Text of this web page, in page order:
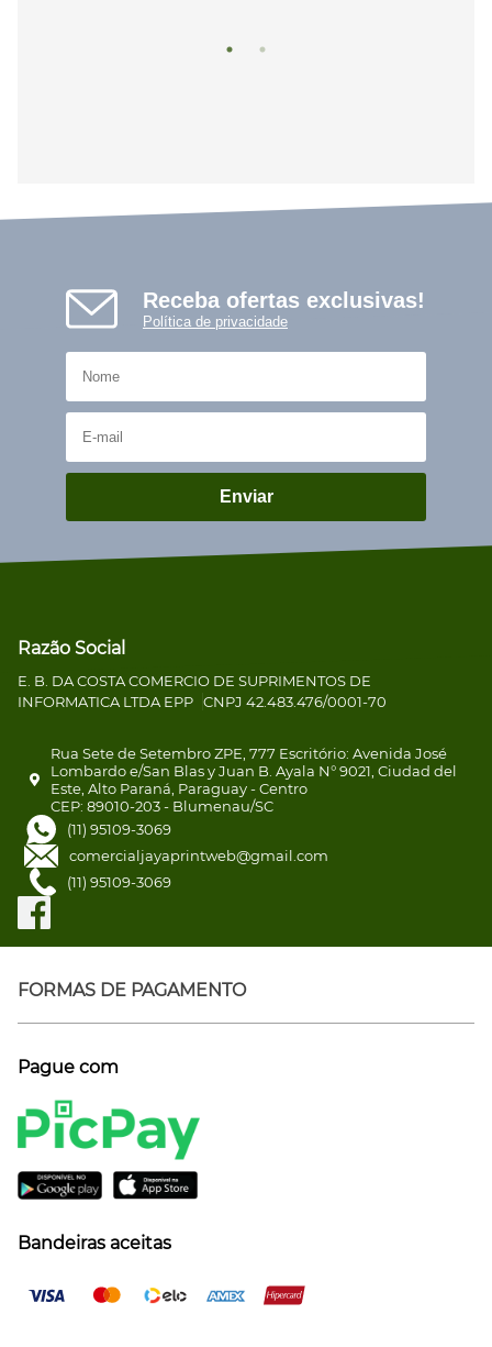
Receba ofertas exclusivas!
Política de privacidade
Enviar
Razão Social
E. B. DA COSTA COMERCIO DE SUPRIMENTOS DE
INFORMATICA LTDA EPP CNPJ 42.483.476/0001-70
Rua Sete de Setembro ZPE, 777 Escritório: Avenida José
Lombardo e/San Blas y Juan B. Ayala N° 9021, Ciudad del
Este, Alto Paraná, Paraguay - Centro
CEP: 89010-203 - Blumenau/SC
(11) 95109-3069
comercialjayaprintweb@gmail.com
(11) 95109-3069
FORMAS DE PAGAMENTO
Pague com
Bandeiras aceitas